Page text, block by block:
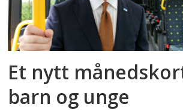
Et nytt
barn og unge